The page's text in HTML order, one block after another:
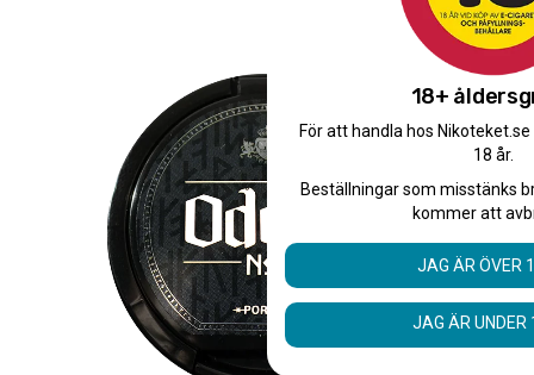
18+
För att handla hos
18 år.
Beställningar som misstänks
kommer att
JAG ÄR ÖVER
JAG ÄR UNDER